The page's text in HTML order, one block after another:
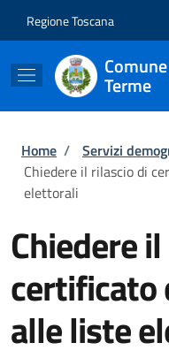
Regione Toscana
Terme
Briciole di
Home / Servizi
Chiedere il rilascio di
elettorali
Chiedere
certificato
alle liste